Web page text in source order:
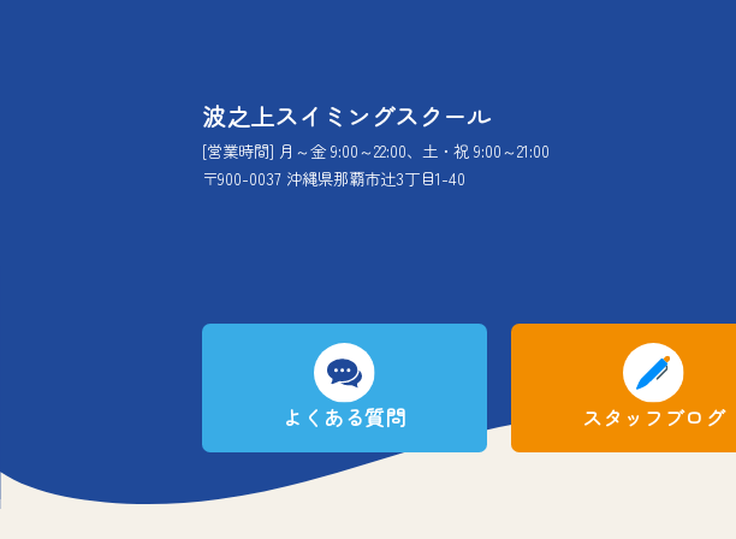
波之上スイミングスクール
[営業時間] 月～金 9:00～22:00、土・祝 9:00～21:00
〒900-0037 沖縄県那覇市辻3丁目1-40
よくある質問 スタッフブログ